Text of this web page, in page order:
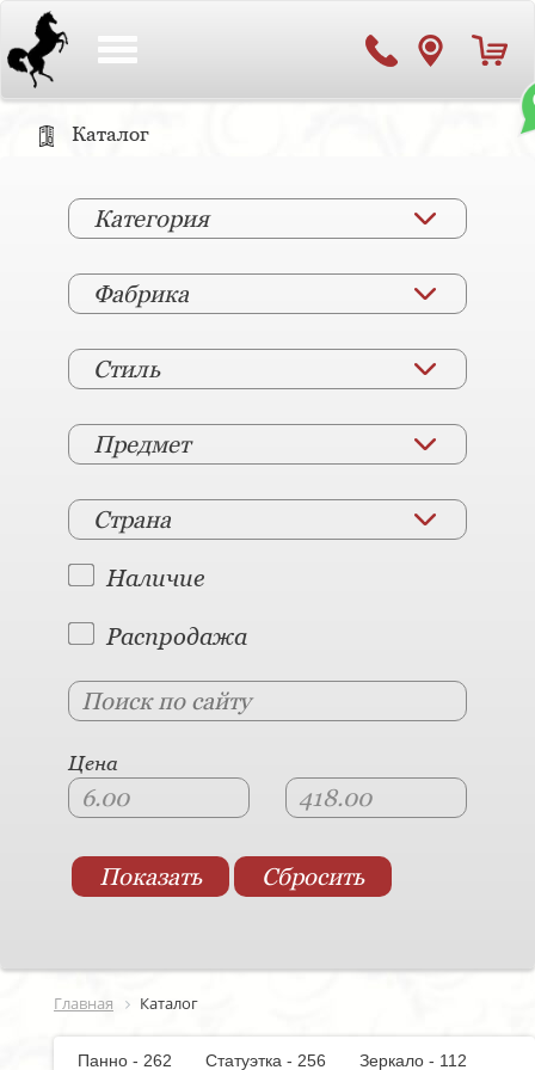
Каталог
Категория
Фабрика
Стиль
Предмет
Страна
Наличие
Распродажа
Цена
Главная Каталог
Панно - 262 Статуэтка - 256
Зеркало - 112